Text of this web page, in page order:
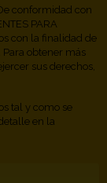
De conformidad con
PARA
con la finalidad de
obtener más
sus derechos,
tal y como se
en la